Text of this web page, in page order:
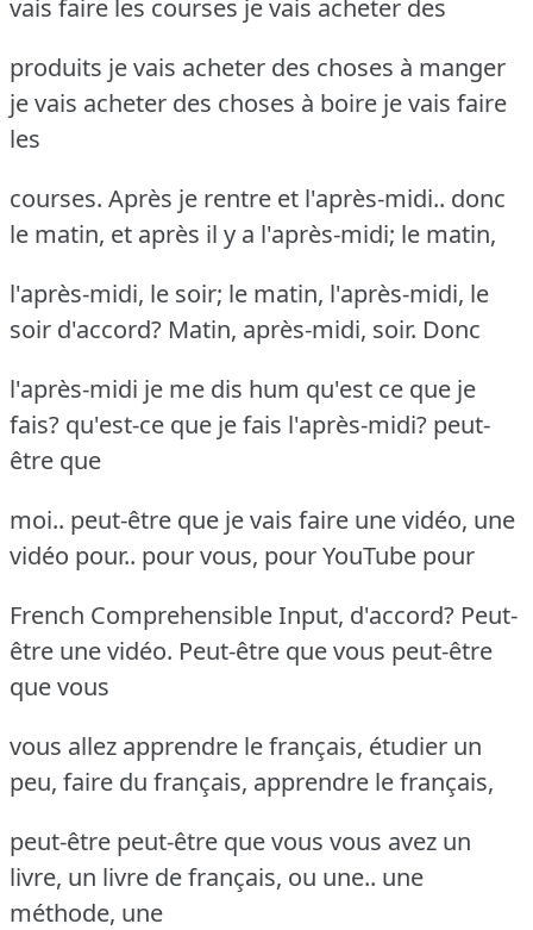
vais faire les courses je vais acheter des
produits je vais acheter des choses à manger
je vais acheter des choses à boire je vais faire
les
courses. Après je rentre et l'après-midi.. donc
le matin, et après il y a l'après-midi; le matin,
l'après-midi, le soir; le matin, l'après-midi, le
soir d'accord? Matin, après-midi, soir. Donc
l'après-midi je me dis hum qu'est ce que je
fais? qu'est-ce que je fais l'après-midi? peut-
être que
moi.. peut-être que je vais faire une vidéo, une
vidéo pour.. pour vous, pour YouTube pour
French Comprehensible Input, d'accord? Peut-
être une vidéo. Peut-être que vous peut-être
que vous
vous allez apprendre le français, étudier un
peu, faire du français, apprendre le français,
peut-être peut-être que vous vous avez un
livre, un livre de français, ou une.. une
méthode, une